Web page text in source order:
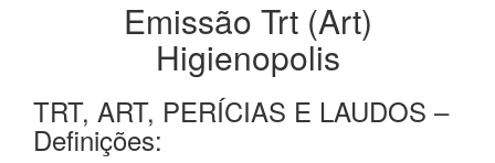
Emissão Trt (Art)
Higienopolis
TRT, ART, PERÍCIAS E LAUDOS –
Definições: